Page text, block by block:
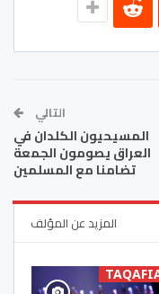
التالي
المسيحيون الكلدان في
العراق يصومون الجمعة
تضامنا مع المسلمين
المزيد عن المؤلف